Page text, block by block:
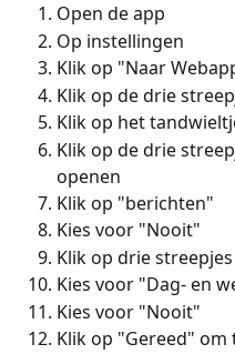
Open de app
Op instellingen
Klik op "Naar
Klik op de drie
Klik op het
Klik op de drie
openen
Klik op "berichten"
Kies voor "Nooit"
Klik op drie streepjes
Kies voor "Dag- en
Kies voor "Nooit"
Klik op "Gereed"